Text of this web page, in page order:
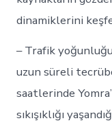
dinamiklerini
– Trafik
uzun süreli
saatlerinde
sıkışıklığı